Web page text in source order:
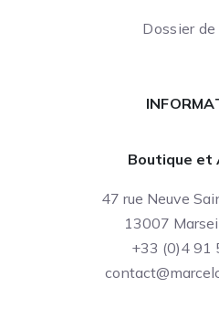
Dossier
Boutique et
47 rue Neuve
13007
+33 (0)4 91